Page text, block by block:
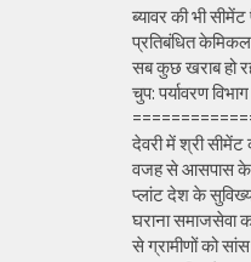
ब्यावर की भी
प्रतिबंधित
सब कुछ खराब हो
चुप: पर्यावरण
देवरी में श्री
वजह से आसपास के
प्लांट देश के
घराना समाजसेवा
से ग्रामीणों को